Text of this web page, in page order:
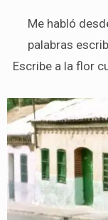
Me habló desde su lejana cercanía… «Que bonitas
palabras
Escribe a la flor